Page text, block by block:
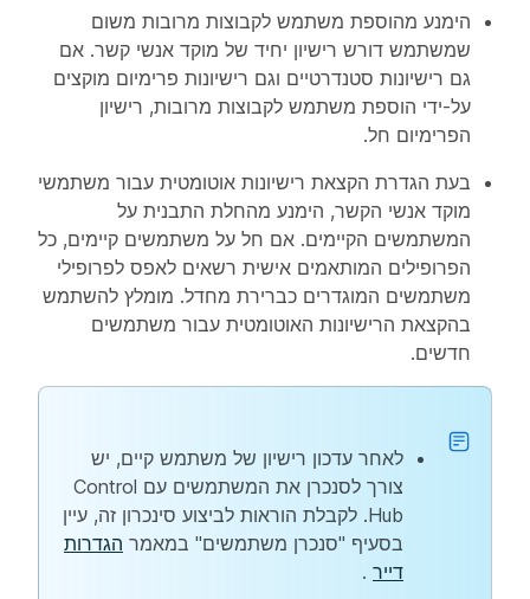
הימנע מהוספת משתמש לקבוצות מרובות משום
שמשתמש דורש רישיון יחיד של מוקד אנשי קשר. אם
גם רישיונות סטנדרטיים וגם רישיונות פרימיום מוקצים
על-ידי הוספת משתמש לקבוצות מרובות, רישיון
הפרימיום חל.
בעת הגדרת הקצאת רישיונות אוטומטית עבור משתמשי
מוקד אנשי הקשר, הימנע מהחלת התבנית על
המשתמשים הקיימים. אם חל על משתמשים קיימים, כל
הפרופילים המותאמים אישית רשאים לאפס לפרופילי
משתמשים המוגדרים כברירת מחדל. מומלץ להשתמש
בהקצאת הרישיונות האוטומטית עבור משתמשים
חדשים.
לאחר עדכון רישיון של משתמש קיים, יש
צורך לסנכרן את המשתמשים עם Control
Hub. לקבלת הוראות לביצוע סינכרון זה, עיין
בסעיף "סנכרן משתמשים" במאמר הגדרות
דייר .